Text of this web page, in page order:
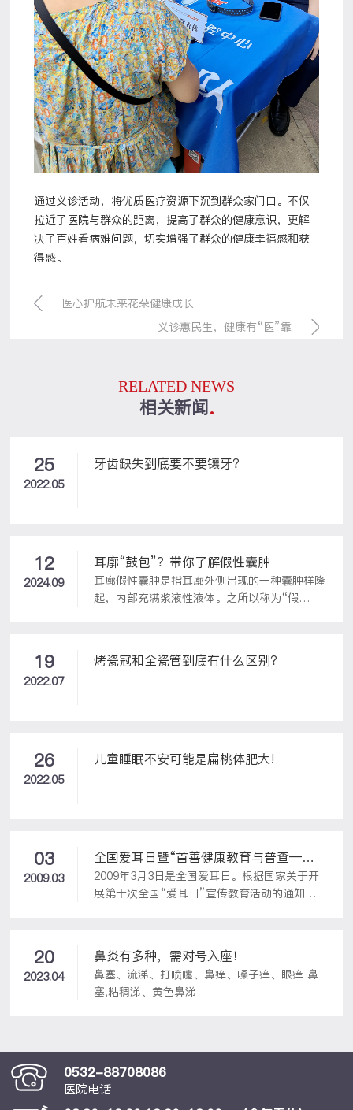
通过义诊活动，将优质医疗资源下沉到群众家门口。不仅
拉近了医院与群众的距离，提高了群众的健康意识，更解
决了百姓看病难问题，切实增强了群众的健康幸福感和获
得感。
医心护航未来花朵健康成长
义诊惠民生，健康有“医”靠
RELATED NEWS
相关新闻
25
2022.05
牙齿缺失到底要不要镶牙？
12
2024.09
耳廓“鼓包”？带你了解假性囊肿
耳廓假性囊肿是指耳廓外侧出现的一种囊肿样隆
起，内部充满浆液性液体。之所以称为“假
19
2022.07
烤瓷冠和全瓷管到底有什么区别？
26
2022.05
儿童睡眠不安可能是扁桃体肥大!
03
2009.03
全国爱耳日暨“首善健康教育与普查——
天使回声（百名失聪儿童救助）行动”
2009年3月3日是全国爱耳日。根据国家关于开
展第十次全国“爱耳日”宣传教育活动的通知要
岛健康公益事业的发展。3月1日上午10：30在
阳光百货三楼会员俱乐部，青岛开泰耳鼻喉头颈
外科医院向青岛市红十字会捐款慈善金10万
元，启动第十次全国爱耳日暨“首善健康教育与
20
2023.04
鼻炎有多种，需对号入座！
鼻塞、流涕、打喷嚏、鼻痒、嗓子痒、眼痒 鼻
塞,粘稠涕、黄色鼻涕
0532-88708086
医院电话